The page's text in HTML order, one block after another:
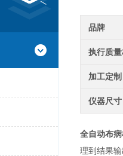
品牌
执行质
加工定制
仪器尺寸
全自动布
理到结果